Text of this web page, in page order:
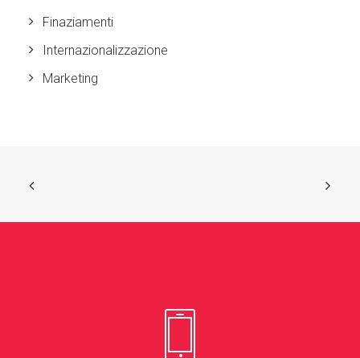
Finaziamenti
Internazionalizzazione
Marketing